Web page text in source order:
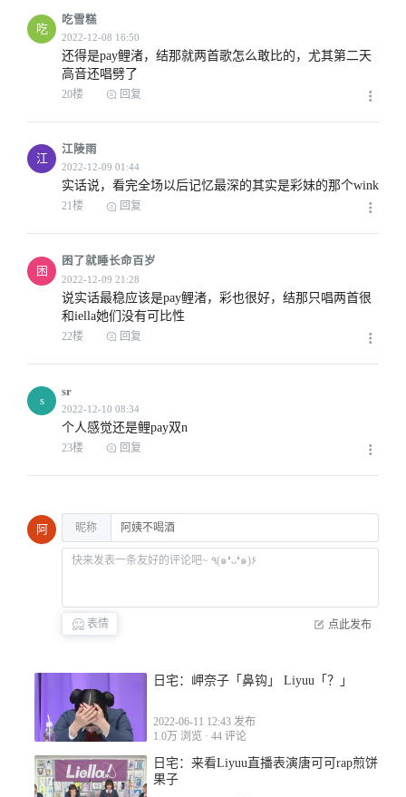
2022-12-08 07:30
2022-12-08 07:54
2022-12-08 08:38
2022-12-08 10:06
吃
吃雪糕
还得是pay鲤渚，结那就两首歌怎么敢比的，尤其第二天
高音还唱劈了
20楼 回复
江
江陵雨
实话说，看完全场以后记忆最深的其实是彩妹的那个wink
21楼 回复
困
困了就睡长命百岁
说实话最稳应该是pay鲤渚，彩也很好，结那只唱两首很
和iella她们没有可比性
22楼 回复
s
sr
个人感觉还是鲤pay双n
23楼 回复
阿 昵称
表情 点此发布
日宅：岬奈子「鼻钩」 Liyuu「？」
2022-06-11 12:43 发布
1.0万 浏览 · 44 评论
日宅：来看Liyuu直播表演唐可可rap煎饼
果子